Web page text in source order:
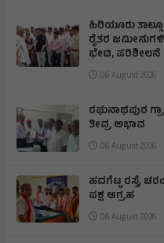
ಹಿರಿಯೂರು
ರೈತರ
ಭೇಟಿ, ಪರಿಶೀಲನೆ
06 August 2026
ರಘುನಾಥಪುರ
ತೀವ್ರ ಅಭಾವ
06 August 2026
ಹದಗೆಟ್ಟ ರಸ್ತೆ,
ಪಕ್ಷ ಆಗ್ರಹ
06 August 2026